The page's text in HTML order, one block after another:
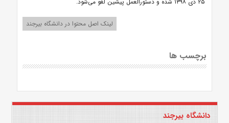
لینک اصل محتوا در دانشگاه بیرجند
برچسب ها
دانشگاه بیرجند